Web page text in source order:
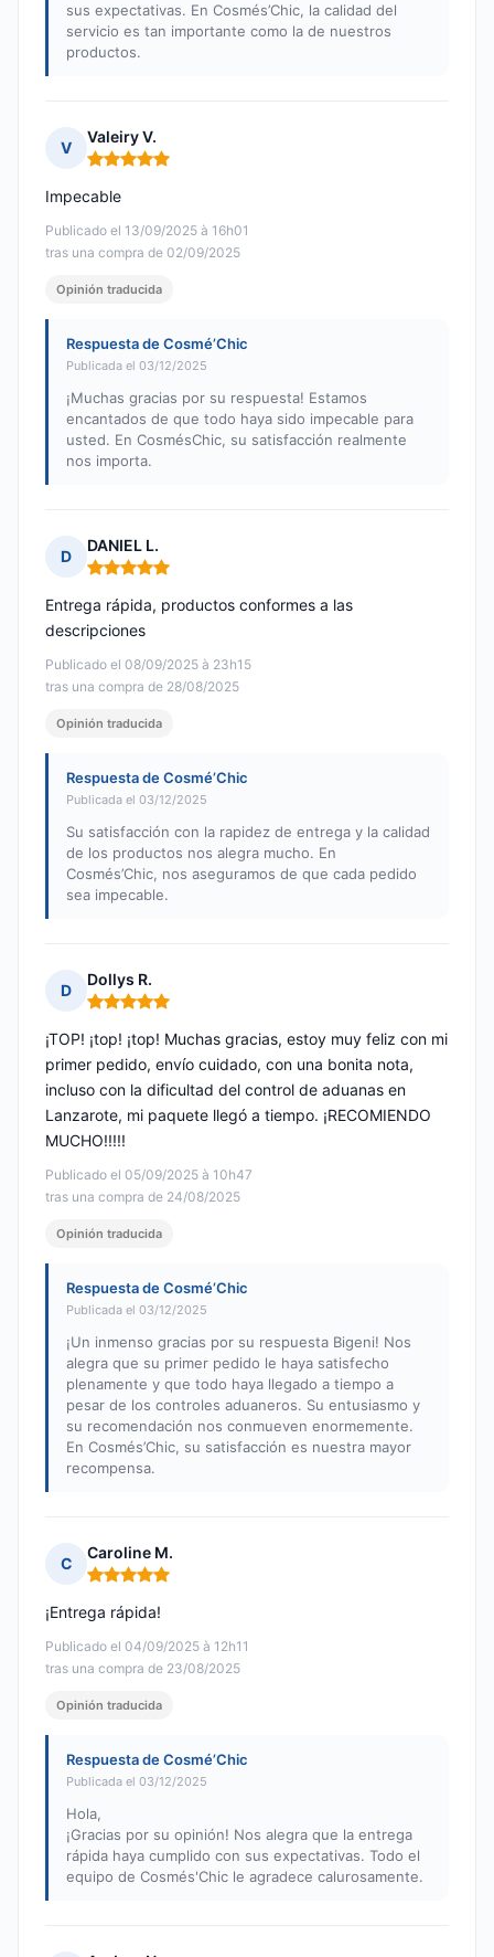
sus expectativas. En Cosmés’Chic, la calidad del
servicio es tan importante como la de nuestros
productos.
V
Valeiry V.
Nota: 5 de 5
Publicado el 13/09/2025 à 16h01
tras una compra de 02/09/2025
Impecable
Opinión traducida
Respuesta de Cosmé’Chic
Publicada el 03/12/2025
¡Muchas gracias por su respuesta! Estamos
encantados de que todo haya sido impecable para
usted. En CosmésChic, su satisfacción realmente
nos importa.
D
DANIEL L.
Nota: 5 de 5
Publicado el 08/09/2025 à 23h15
tras una compra de 28/08/2025
Entrega rápida, productos conformes a las
descripciones
Opinión traducida
Respuesta de Cosmé’Chic
Publicada el 03/12/2025
Su satisfacción con la rapidez de entrega y la calidad
de los productos nos alegra mucho. En
Cosmés’Chic, nos aseguramos de que cada pedido
sea impecable.
D
Dollys R.
Nota: 5 de 5
Publicado el 05/09/2025 à 10h47
tras una compra de 24/08/2025
¡TOP! ¡top! ¡top! Muchas gracias, estoy muy feliz con mi
primer pedido, envío cuidado, con una bonita nota,
incluso con la dificultad del control de aduanas en
Lanzarote, mi paquete llegó a tiempo. ¡RECOMIENDO
MUCHO!!!!!
Opinión traducida
Respuesta de Cosmé’Chic
Publicada el 03/12/2025
¡Un inmenso gracias por su respuesta Bigeni! Nos
alegra que su primer pedido le haya satisfecho
plenamente y que todo haya llegado a tiempo a
pesar de los controles aduaneros. Su entusiasmo y
su recomendación nos conmueven enormemente.
En Cosmés’Chic, su satisfacción es nuestra mayor
recompensa.
C
Caroline M.
Nota: 5 de 5
Publicado el 04/09/2025 à 12h11
tras una compra de 23/08/2025
¡Entrega rápida!
Opinión traducida
Respuesta de Cosmé’Chic
Publicada el 03/12/2025
Hola,
¡Gracias por su opinión! Nos alegra que la entrega
rápida haya cumplido con sus expectativas. Todo el
equipo de Cosmés'Chic le agradece calurosamente.